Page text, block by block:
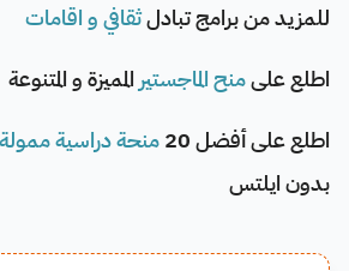
للمزيد من برامج تبادلثقافي و اقامات
اطلع علىمنح الماجستير المميزة و المتنوعة
اطلع على أفضل 20
منحة دراسية
بدون ايلتس